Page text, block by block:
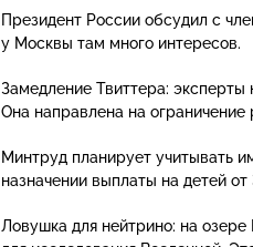
Президент России обсудил с
у Москвы там много интересов.
Замедление Твиттера:
Она направлена на ограничение
Минтруд планирует учитывать
назначении выплаты на детей от
Ловушка для нейтрино: на озере